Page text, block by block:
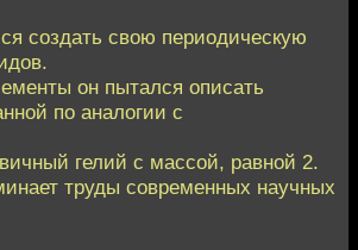
создать свою периодическую
он пытался описать
по аналогии с
гелий с массой, равной 2.
труды современных научных